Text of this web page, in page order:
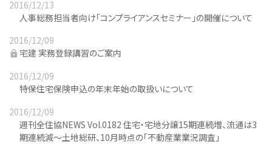
2016/12/13
人事総務担当者向け「コンプライアンスセミナー」の開催について
2016/12/09
宅建 実務登録講習のご案内
2016/12/09
特保住宅保険申込の年末年始の取扱いについて
2016/12/09
週刊全住協NEWS Vol.0182 住宅・宅地分譲15期連続増、流通は3
期連続減～土地総研、10月時点の｢不動産業業況調査」